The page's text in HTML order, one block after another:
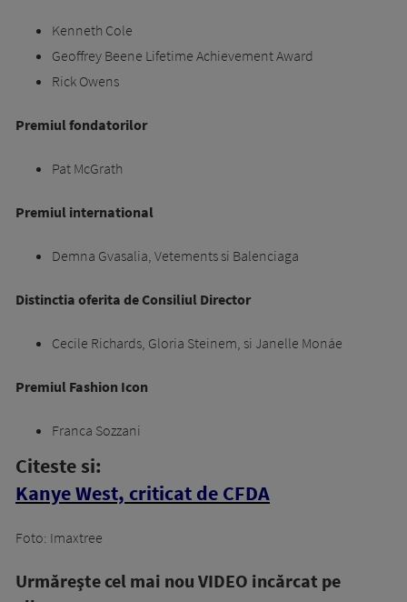
Kenneth Cole
Geoffrey Beene Lifetime Achievement Award
Rick Owens
Premiul fondatorilor
Pat McGrath
Premiul international
Demna Gvasalia, Vetements si Balenciaga
Distinctia oferita de Consiliul Director
Cecile Richards, Gloria Steinem, si Janelle Monáe
Premiul Fashion Icon
Franca Sozzani
Citeste si:
Kanye West, criticat de CFDA
Foto: Imaxtree
Urmăreşte cel mai nou VIDEO incărcat pe